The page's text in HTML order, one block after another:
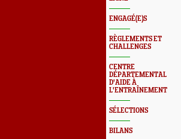
ENGAGÉ(E)S
RÈGLEMENTS ET
CHALLENGES
CENTRE
DÉPARTEMENTAL
D'AIDE À
L'ENTRAÎNEMENT
SÉLECTIONS
BILANS